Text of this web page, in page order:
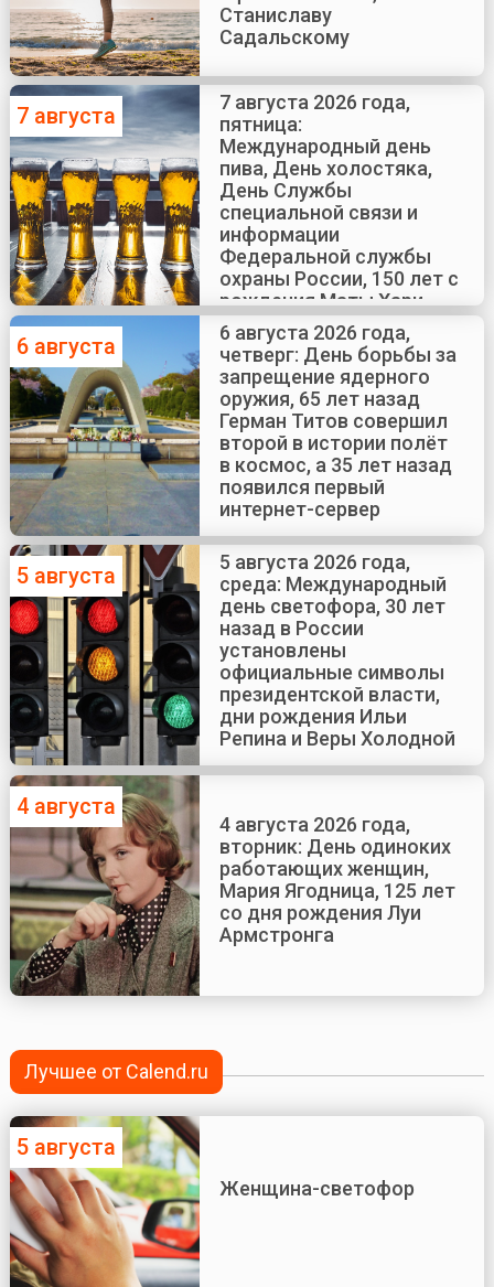
Станиславу
Садальскому
7 августа
7 августа 2026 года,
пятница:
Международный день
пива, День холостяка,
День Службы
специальной связи и
информации
Федеральной службы
охраны России, 150 лет с
рождения Маты Хари
6 августа
6 августа 2026 года,
четверг: День борьбы за
запрещение ядерного
оружия, 65 лет назад
Герман Титов совершил
второй в истории полёт
в космос, а 35 лет назад
появился первый
интернет-сервер
5 августа
5 августа 2026 года,
среда: Международный
день светофора, 30 лет
назад в России
установлены
официальные символы
президентской власти,
дни рождения Ильи
Репина и Веры Холодной
4 августа
4 августа 2026 года,
вторник: День одиноких
работающих женщин,
Мария Ягодница, 125 лет
со дня рождения Луи
Армстронга
Лучшее от Calend.ru
5 августа
Женщина-светофор